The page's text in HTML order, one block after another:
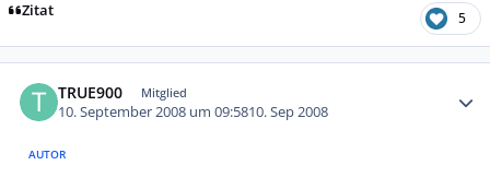
Zitat 5
TRUE900 Mitglied
10. September 2008 um 09:5810. Sep 2008
AUTOR